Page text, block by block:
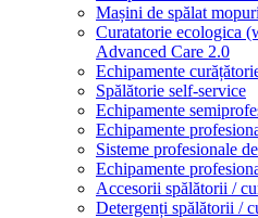
Mașini de spălat mopuri
Curatatorie ecologica
Advanced Care 2.0
Echipamente
Spălătorie self-service
Echipamente
Echipamente
Sisteme profesionale
Echipamente
Accesorii spălătorii /
Detergenți spălătorii /